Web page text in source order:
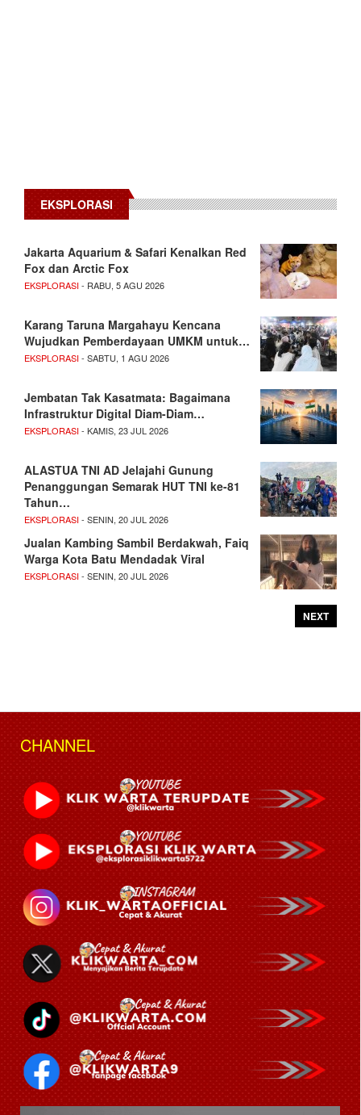
EKSPLORASI
Jakarta Aquarium & Safari Kenalkan Red
Fox dan Arctic Fox
EKSPLORASI- RABU, 5 AGU 2026
Karang Taruna Margahayu Kencana
Wujudkan Pemberdayaan UMKM untuk…
EKSPLORASI- SABTU, 1 AGU 2026
Jembatan Tak Kasatmata: Bagaimana
Infrastruktur Digital Diam-Diam…
EKSPLORASI- KAMIS, 23 JUL 2026
ALASTUA TNI AD Jelajahi Gunung
Penanggungan Semarak HUT TNI ke-81
Tahun…
EKSPLORASI- SENIN, 20 JUL 2026
Jualan Kambing Sambil Berdakwah, Faiq
Warga Kota Batu Mendadak Viral
EKSPLORASI- SENIN, 20 JUL 2026
NEXT
CHANNEL